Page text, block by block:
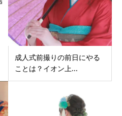
成人式前撮りの前日にやる
ことは？イオン上...